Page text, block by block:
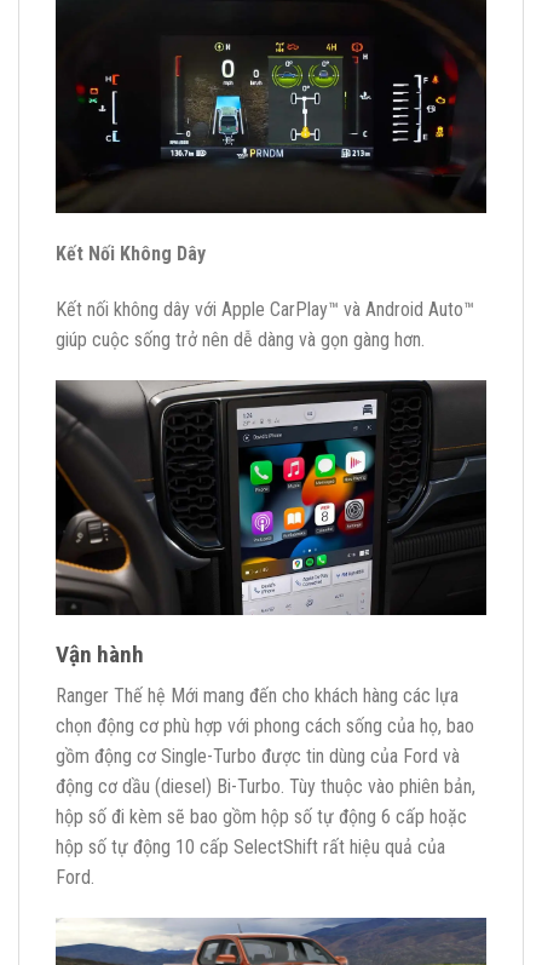
Kết Nối Không Dây
Kết nối không dây với Apple CarPlay™ và Android Auto™
giúp cuộc sống trở nên dễ dàng và gọn gàng hơn.
Vận hành
Ranger Thế hệ Mới mang đến cho khách hàng các lựa
chọn động cơ phù hợp với phong cách sống của họ, bao
gồm động cơ Single-Turbo được tin dùng của Ford và
động cơ dầu (diesel) Bi-Turbo. Tùy thuộc vào phiên bản,
hộp số đi kèm sẽ bao gồm hộp số tự động 6 cấp hoặc
hộp số tự động 10 cấp SelectShift rất hiệu quả của
Ford.